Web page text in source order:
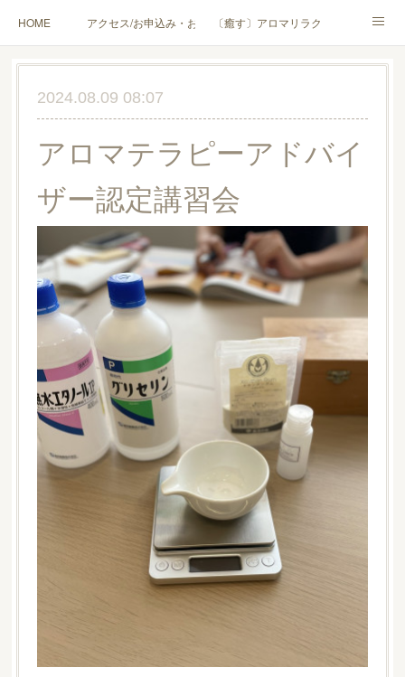
HOME アクセス/お申込み・お問合せ〔癒す〕アロマリラクゼーション
〔学ぶ〕AEAJ資格対応コース〔学ぶ〕トリートメント実技講座／介護アロマ講座
ハンモックよもぎ蒸し® HAMMOCK SAUNA® アカデミー厚木校
ハンモックタイ古式協会® 厚木校出張講座(個人／企業・団体)
コラム YouTube［アロマ・ハーブクラフト］
2024.08.09 08:07
アロマテラピーアドバイ
ザー認定講習会